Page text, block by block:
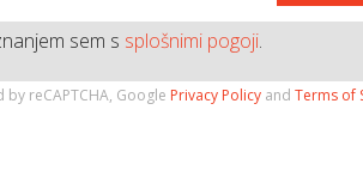
sem s splošnimi pogoji.
by reCAPTCHA, Google Privacy Policy andTerms of